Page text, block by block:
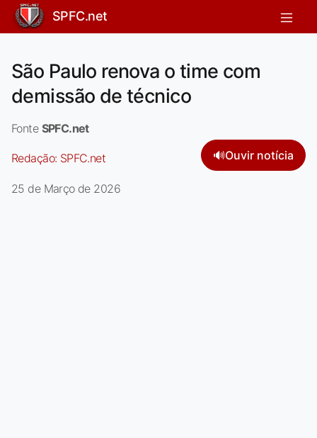
SPFC.net
São Paulo renova o time com
demissão de técnico
Fonte SPFC.net
Redação: SPFC.net 🔊Ouvir notícia
25 de Março de 2026